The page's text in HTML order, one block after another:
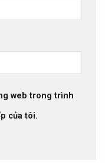
web trong trình
của tôi.